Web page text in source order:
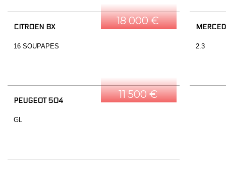
18 000 €
CITROEN BX
16 SOUPAPES 2.3
11 500 €
PEUGEOT 504
GL